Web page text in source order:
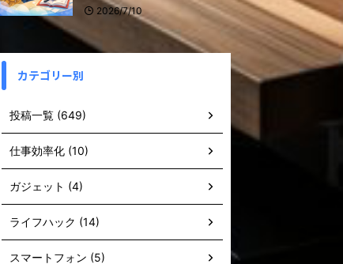
2026/7/10
カテゴリー別
投稿一覧 (649)
仕事効率化 (10)
ガジェット (4)
ライフハック (14)
スマートフォン (5)